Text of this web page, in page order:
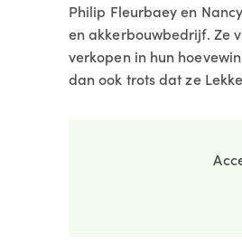
Philip Fleurbaey en
en akkerbouwbedrijf. Ze
verkopen in hun
dan ook trots dat ze